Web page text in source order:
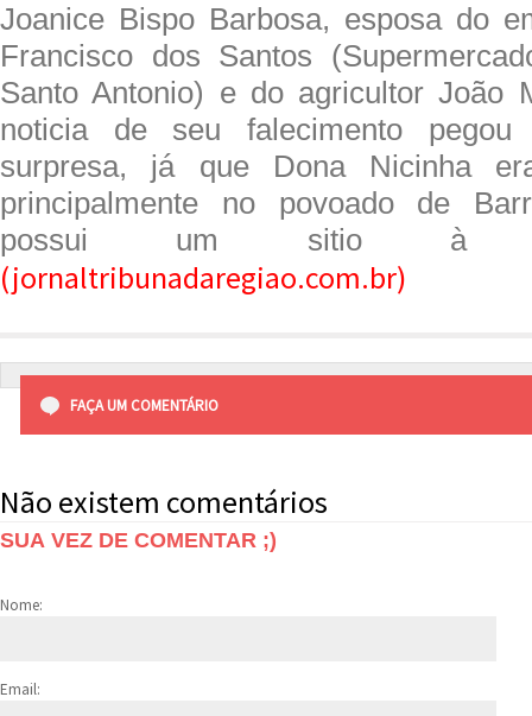
Joanice Bispo Barbosa, esposa do
Francisco dos Santos
Santo Antonio) e do agricultor
noticia de seu falecimento
surpresa, já que Dona Nicinha
principalmente no povoado de
possui um sitio à
(jornaltribunadaregiao.com.br)
FAÇA UM COMENTÁRIO
Não existem comentários
SUA VEZ DE COMENTAR ;)
Nome:
Email: